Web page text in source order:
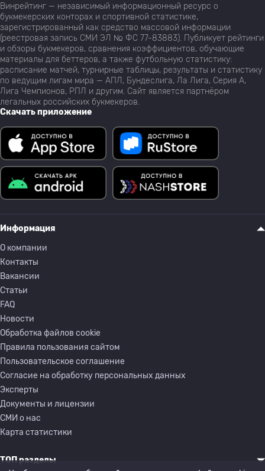
Винрейтинг — независимый информационный ресурс о
букмекерских конторах и спортивной статистике,
зарегистрированный как средство массовой информации
(реестровая запись СМИ ЭЛ № ФС 77-83883). Публикует рейтинги
и обзоры букмекеров, сравнения коэффициентов, обучающие
материалы для беттеров, а также футбольную статистику:
расписание матчей, турнирные таблицы, результаты и статистику
по ведущим лигам мира — АПЛ, Бундеслига, Ла Лига, Серия А,
Лига Чемпионов, РПЛ и другим. Сайт является партнёром
легальных российских букмекеров.
Скачать приложение
Информация
О компании
Контакты
Вакансии
Статьи
FAQ
Новости
Обработка файлов cookie
Правила пользования сайтом
Пользовательское соглашение
Согласие на обработку персональных данных
Эксперты
Документы и лицензии
СМИ о нас
Карта статистики
ТОП разделы